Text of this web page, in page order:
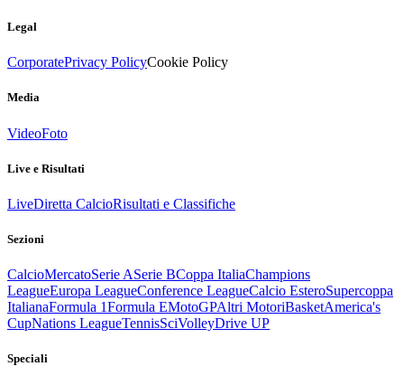
Legal
CorporatePrivacy PolicyCookie Policy
Media
VideoFoto
Live e Risultati
LiveDiretta CalcioRisultati e Classifiche
Sezioni
CalcioMercatoSerie ASerie BCoppa ItaliaChampions
LeagueEuropa LeagueConference LeagueCalcio EsteroSupercoppa
ItalianaFormula 1Formula EMotoGPAltri MotoriBasketAmerica's
CupNations LeagueTennisSciVolleyDrive UP
Speciali